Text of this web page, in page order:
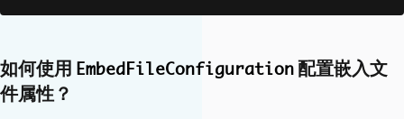
FileConfig2 )
};
var embedFileConfig2 = new
EmbedFileCo
nfiguration
如何使用 EmbedFileConfiguration 配置嵌入文
件属性？